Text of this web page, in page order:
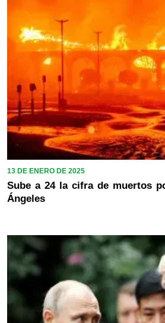
13 DE ENERO DE 2025
Sube a 24 la cifra de muertos
Ángeles